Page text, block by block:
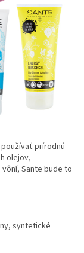
prírodnú
olejov,
Sante bude to
syntetické